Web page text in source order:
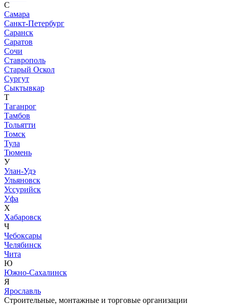
С
Самара
Санкт-Петербург
Саранск
Саратов
Сочи
Ставрополь
Старый Оскол
Сургут
Сыктывкар
Т
Таганрог
Тамбов
Тольятти
Томск
Тула
Тюмень
У
Улан-Удэ
Ульяновск
Уссурийск
Уфа
Х
Хабаровск
Ч
Чебоксары
Челябинск
Чита
Ю
Южно-Сахалинск
Я
Ярославль
Строительные, монтажные и торговые организации